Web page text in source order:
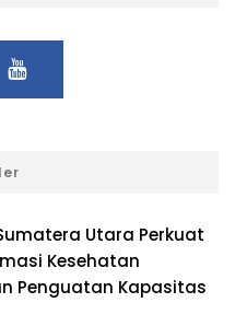
Utara Perkuat
Kesehatan
Penguatan Kapasitas